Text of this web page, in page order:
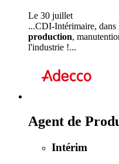
Le 30 juillet
...CDI-Intérimaire, dans
production,
l'industrie !...
Agent de
Intérim